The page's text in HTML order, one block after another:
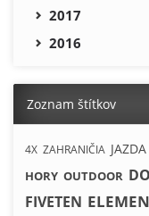
2017
2016
Zoznam štítkov
4X ZAHRANIČIA JAZDA
HORY OUTDOOR
FIVETEN